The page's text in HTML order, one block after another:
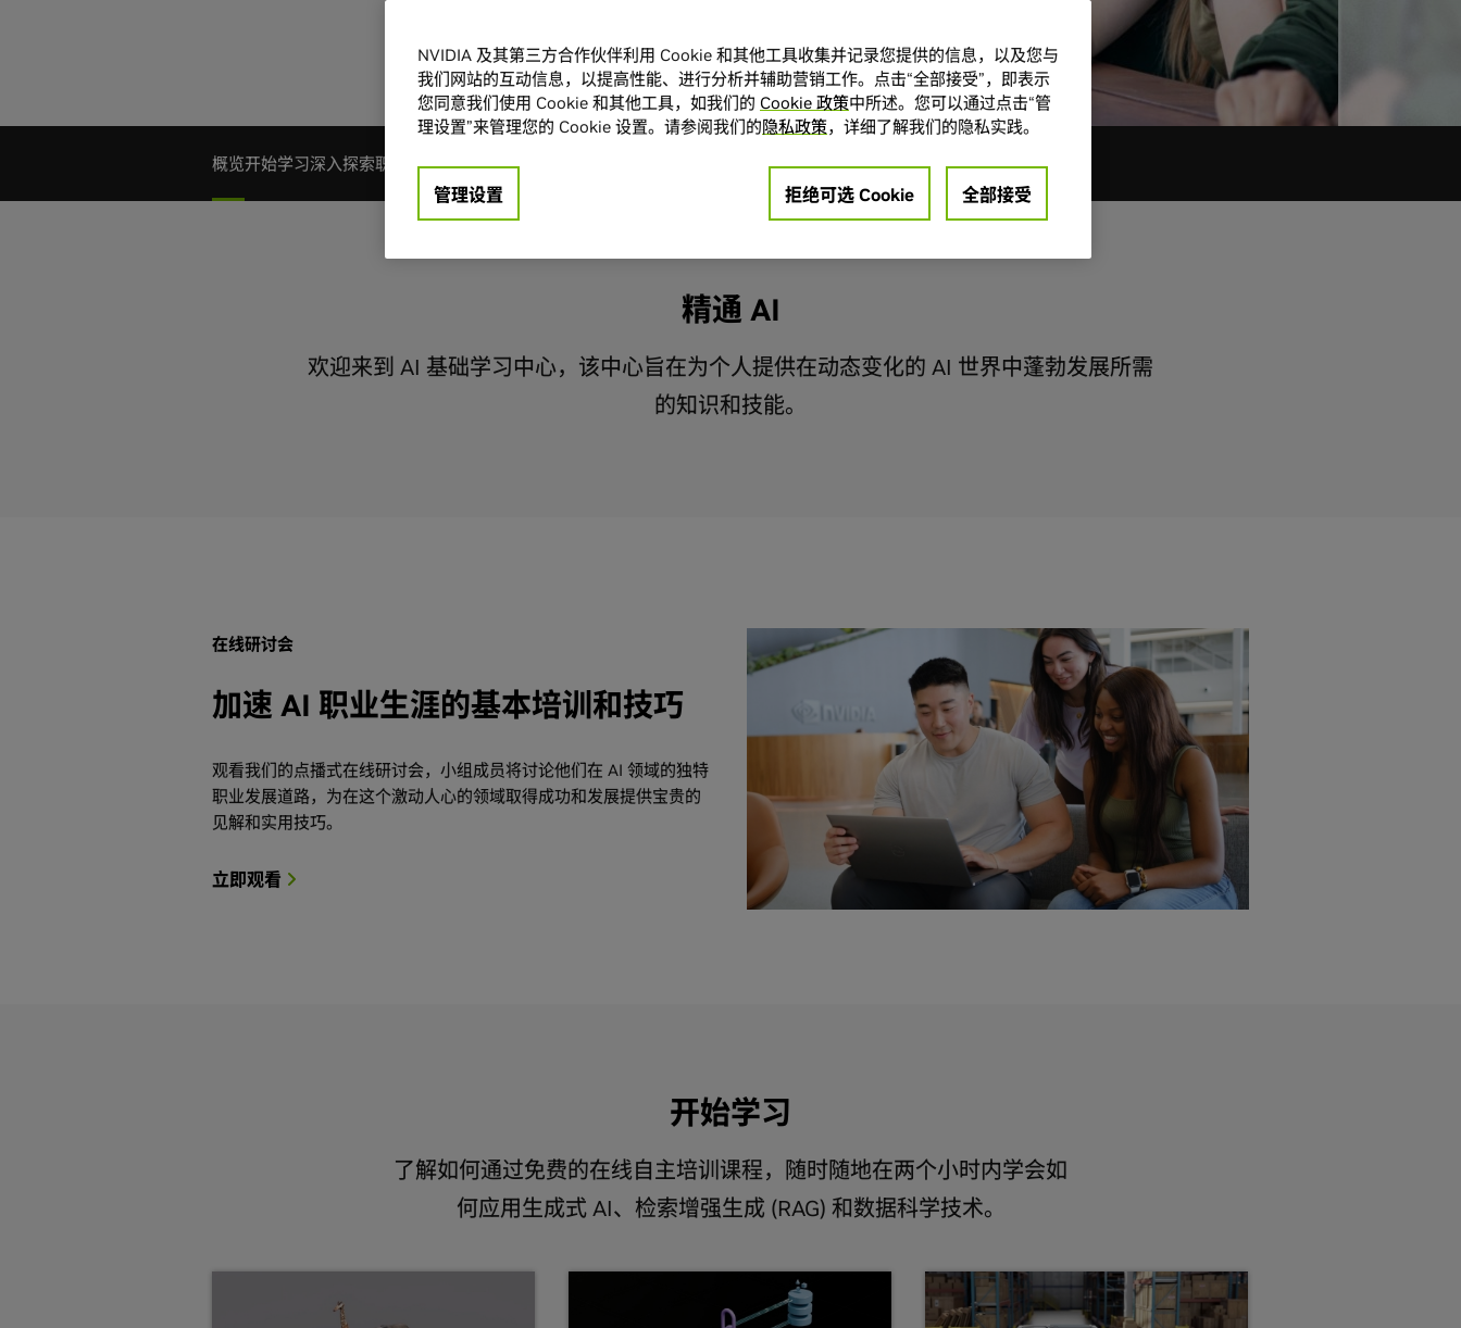
概览开始学习深入探索职业生涯灵感了解更多
精通 AI
欢迎来到 AI 基础学习中心，该中心旨在为个人提供在动态变化的 AI 世界中蓬勃发展所需
的知识和技能。
在线研讨会
加速 AI 职业生涯的基本培训和技巧
观看我们的点播式在线研讨会，小组成员将讨论他们在 AI 领域的独特
职业发展道路，为在这个激动人心的领域取得成功和发展提供宝贵的
见解和实用技巧。
立即观看
开始学习
了解如何通过免费的在线自主培训课程，随时随地在两个小时内学会如
何应用生成式 AI、检索增强生成 (RAG) 和数据科学技术。
NVIDIA 及其第三方合作伙伴利用 Cookie 和其他工具收集并记录您提供的信息，以及您与
我们网站的互动信息，以提高性能、进行分析并辅助营销工作。点击“全部接受”，即表示
您同意我们使用 Cookie 和其他工具，如我们的 Cookie 政策中所述。您可以通过点击“管
理设置”来管理您的 Cookie 设置。请参阅我们的隐私政策，详细了解我们的隐私实践。
管理设置 拒绝可选 Cookie 全部接受